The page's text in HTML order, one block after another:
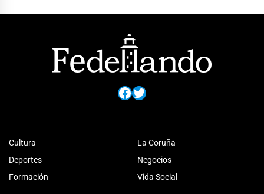
Facebook
Twitter
Cultura
Deportes
Formación
La Coruña
Negocios
Vida Social